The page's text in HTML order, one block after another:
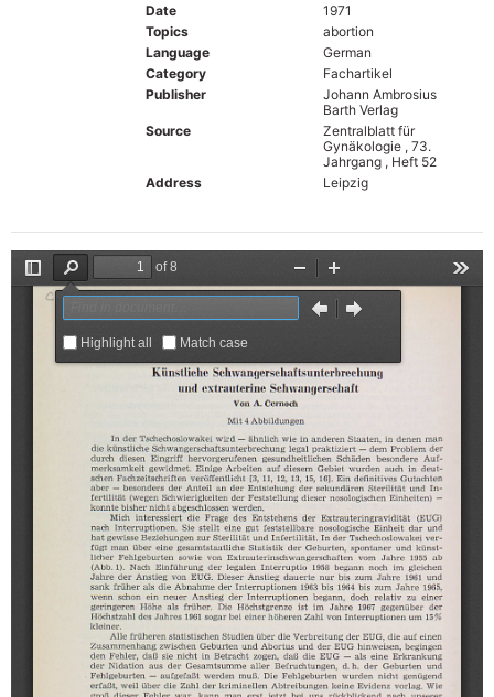
Date
1971
Topics
abortion
Language
German
Category
Fachartikel
Publisher
Johann Ambrosius
Barth Verlag
Source
Zentralblatt für
Gynäkologie , 73.
Jahrgang , Heft 52
Address
Leipzig